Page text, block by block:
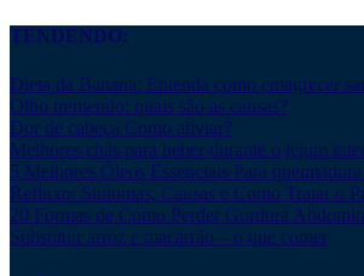
TENDENDO:
Dieta da Banana: Entenda como emagrecer
Olho tremendo: quais são as causas?
Dor de cabeça Como aliviar?
Melhores chás para beber durante o jejum
5 Melhores Óleos Essenciais Para
Refluxo: Sintomas, Causas e Como Tratar o
20 Formas de Como Perder Gordura
Substituir arroz e macarrão – o que comer